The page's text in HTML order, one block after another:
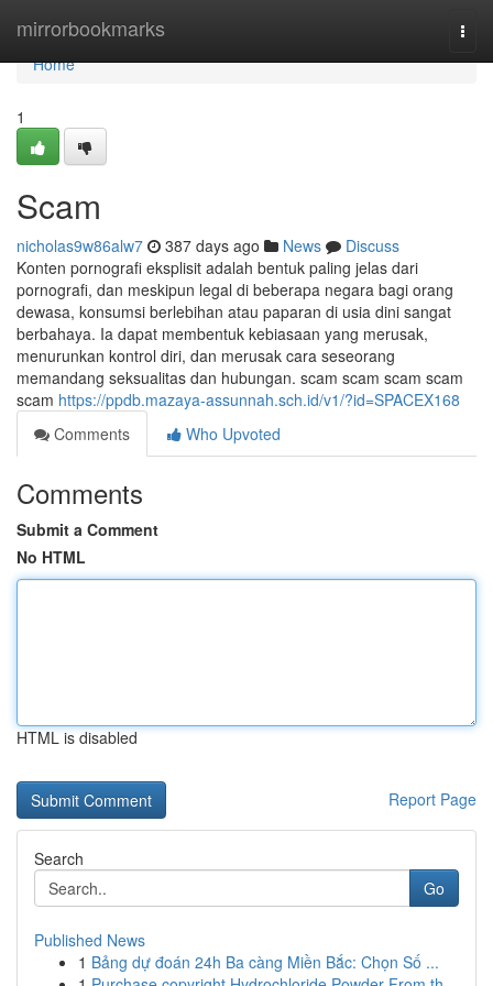
mirrorbookmarks
Home
Home
1
Scam
nicholas9w86alw7 387 days ago News
Discuss
Konten pornografi eksplisit adalah bentuk paling jelas dari
pornografi, dan meskipun legal di beberapa negara bagi orang
dewasa, konsumsi berlebihan atau paparan di usia dini sangat
berbahaya. Ia dapat membentuk kebiasaan yang merusak,
menurunkan kontrol diri, dan merusak cara seseorang
memandang seksualitas dan hubungan. scam scam scam scam
scam https://ppdb.mazaya-assunnah.sch.id/v1/?id=SPACEX168
Comments
Who Upvoted
Comments
Submit a Comment
No HTML
HTML is disabled
Report Page
Search
Go
Published News
1 Bảng dự đoán 24h Ba càng Miền Bắc: Chọn Số ...